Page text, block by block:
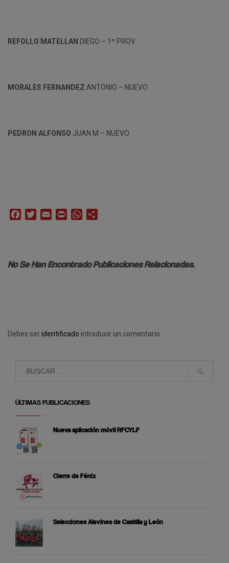
REFOLLO MATELLAN DIEGO – 1º PROV
MORALES FERNANDEZ ANTONIO – NUEVO
PEDRON ALFONSO JUAN M – NUEVO
FacebookTwitterEmail Print WhatsApp
No Se Han Encontrado Publicaciones Relacionadas.
Debes seridentificado introducir un comentario.
ÚLTIMAS PUBLICACIONES
Nueva aplicación móvil RFCYLF
Cierre de Fénix
Selecciones Alevines de Castilla y León